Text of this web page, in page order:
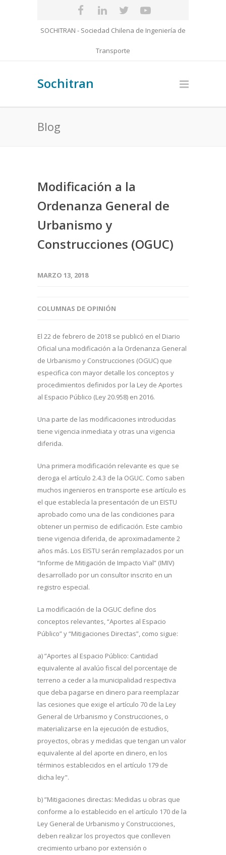
SOCHITRAN - Sociedad Chilena de Ingeniería de
Transporte
Sochitran
Blog
Modificación a la
Ordenanza General de
Urbanismo y
Construcciones (OGUC)
MARZO 13, 2018
COLUMNAS DE OPINIÓN
El 22 de febrero de 2018 se publicó en el Diario
Oficial una modificación a la Ordenanza General
de Urbanismo y Construcciones (OGUC) que
especifica con mayor detalle los conceptos y
procedimientos definidos por la Ley de Aportes
al Espacio Público (Ley 20.958) en 2016.
Una parte de las modificaciones introducidas
tiene vigencia inmediata y otras una vigencia
diferida.
Una primera modificación relevante es que se
deroga el artículo 2.4.3 de la OGUC. Como saben
muchos ingenieros en transporte ese artículo es
el que establecía la presentación de un EISTU
aprobado como una de las condiciones para
obtener un permiso de edificación. Este cambio
tiene vigencia diferida, de aproximadamente 2
años más. Los EISTU serán remplazados por un
“Informe de Mitigación de Impacto Vial” (IMIV)
desarrollado por un consultor inscrito en un
registro especial.
La modificación de la OGUC define dos
conceptos relevantes, “Aportes al Espacio
Público” y “Mitigaciones Directas”, como sigue:
a) ”Aportes al Espacio Público: Cantidad
equivalente al avalúo fiscal del porcentaje de
terreno a ceder a la municipalidad respectiva
que deba pagarse en dinero para reemplazar
las cesiones que exige el artículo 70 de la Ley
General de Urbanismo y Construcciones, o
materializarse en la ejecución de estudios,
proyectos, obras y medidas que tengan un valor
equivalente al del aporte en dinero, en los
términos establecidos en el artículo 179 de
dicha ley".
b) ”Mitigaciones directas: Medidas u obras que
conforme a lo establecido en el artículo 170 de la
Ley General de Urbanismo y Construcciones,
deben realizar los proyectos que conlleven
crecimiento urbano por extensión o